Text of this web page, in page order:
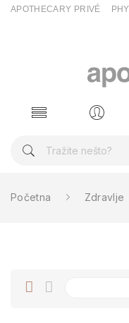
APOTHECARY PRIVÉ
Početna Zdravlje